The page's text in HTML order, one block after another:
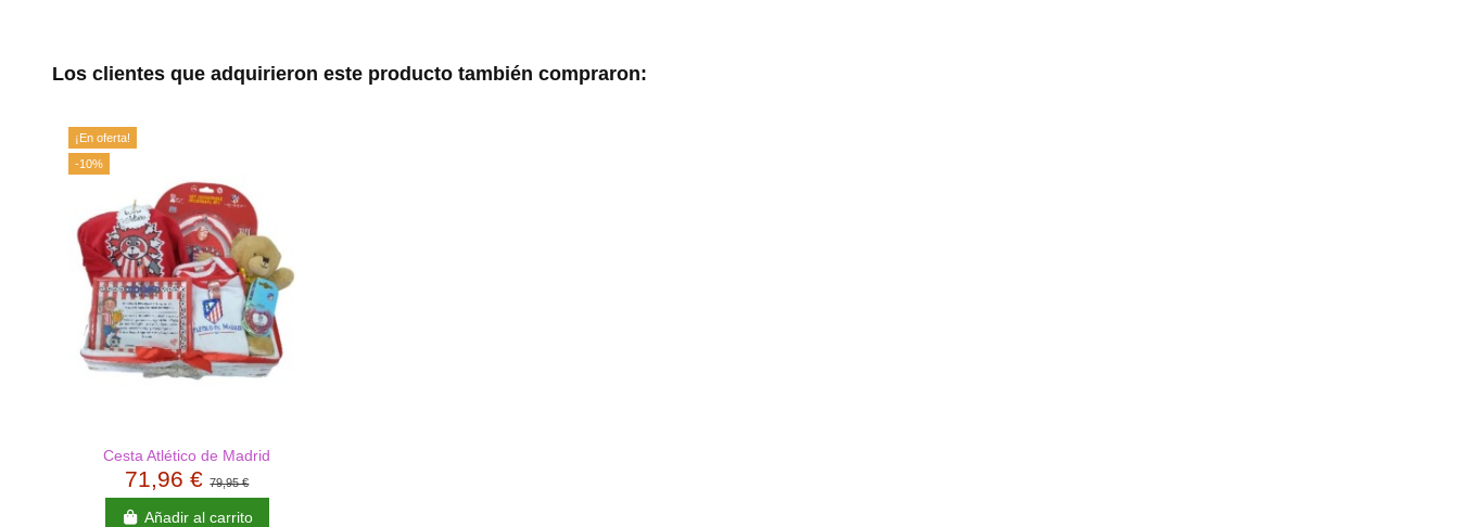
Los clientes que adquirieron este producto también compraron:
¡En oferta!
-10%
Cesta Atlético de Madrid
71,96 €79,95 €
Añadir al carrito